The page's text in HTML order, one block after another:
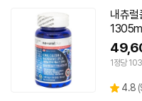
크기(가로x세로x깊이):
내츄럴
1정당
별
4.8 (